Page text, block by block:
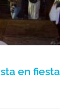
en fiesta